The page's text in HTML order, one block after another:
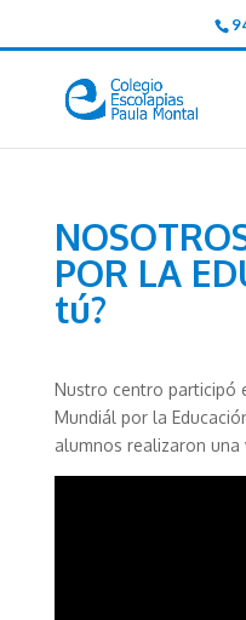
POR LA
tú?
Nustro centro participó
Mundiál por la
alumnos realizaron una